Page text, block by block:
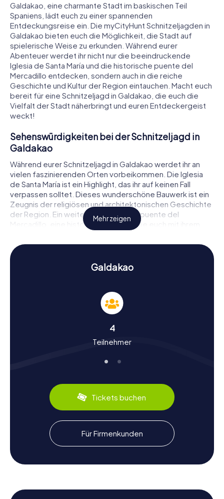
Galdakao, eine charmante Stadt im baskischen Teil
Spaniens, lädt euch zu einer spannenden
Entdeckungsreise ein. Die myCityHunt Schnitzeljagden in
Galdakao bieten euch die Möglichkeit, die Stadt auf
spielerische Weise zu erkunden. Während eurer
Abenteuer werdet ihr nicht nur die beeindruckende
Iglesia de Santa María und die historische puente del
Mercadillo entdecken, sondern auch in die reiche
Geschichte und Kultur der Region eintauchen. Macht euch
bereit für eine Schnitzeljagd in Galdakao, die euch die
Vielfalt der Stadt näherbringt und euren Entdeckergeist
weckt!
Sehenswürdigkeiten bei der Schnitzeljagd in
Galdakao
Während eurer Schnitzeljagd in Galdakao werdet ihr an
vielen faszinierenden Orten vorbeikommen. Die Iglesia
de Santa María ist ein Highlight, das ihr auf keinen Fall
verpassen solltet. Dieses wunderschöne Bauwerk ist ein
Zeugnis der religiösen und architektonischen Geschichte
der Region. Ein weiteres Muss ist die puente del
Mercadillo, eine historische Brücke, die euch mit ihrem
anderen Orten könnt ihr spannende Rätsel lösen, die euch
tiefer in die Geschichte und Bedeutung dieser
Sehenswürdigkeiten eintauchen lassen. Die Schnitzeljagd
in Galdakao wird so zu einem unvergesslichen Erlebnis!
Geschichte und Kultur bei der Schnitzeljagd in
Jahrhundert zurückreicht. Während der Schnitzeljagden
erfahrt ihr mehr über die Rolle der Stadt im Spanischen
Jahrhunderte. Wusstet ihr, dass Galdakao einst ein
für den Anbau von Weizen und Mais sowie die Herstellung
des regionalen Weins Txakoli. Diese und viele weitere
interessante Fakten könnt ihr während eurer Schnitzeljagd
in Galdakao entdecken. Auch kulinarisch hat die Stadt
einiges zu bieten: Probiert unbedingt lokale Spezialitäten,
die euren Besuch abrunden werden.
Nach der Schnitzeljagd in Galdakao die
Umgebung erkunden
ihr die Umgebung weiter erkunden. Die Nähe zu Bilbao
Mehr zeigen
Galdakao
4
Teilnehmer
Tickets buchen
Für Firmenkunden